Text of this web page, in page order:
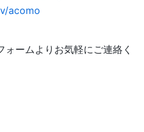
acomo
ォームよりお気軽にご連絡く